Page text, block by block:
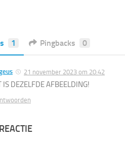
1 Pingbacks 0
21 november 2023 om 20:42
IS DEZELFDE AFBEELDING!